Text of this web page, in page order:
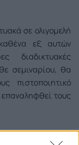
σε ολιγομελή
εξ αυτών
διαδικτυακές
σεμιναρίου, θα
πιστοποιητικό
τους